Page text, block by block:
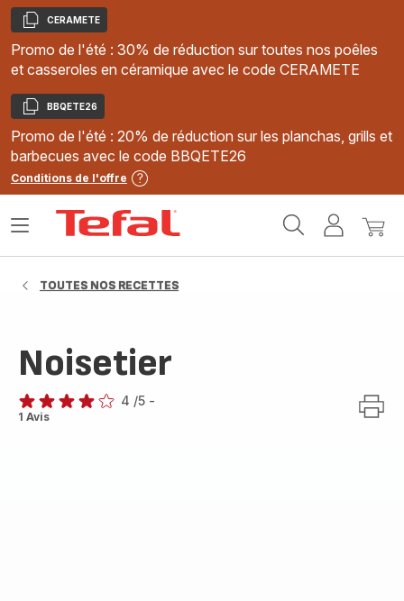
Copier
CERAMETE
Promo de l'été : 30% de réduction sur toutes nos poêles
et casseroles en céramique avec le code CERAMETE
Copier
BBQETE26
Promo de l'été : 20% de réduction sur les planchas, grills et
barbecues avec le code BBQETE26
Conditions de l'offre
MonMon
Ouvrir
TOUTES NOS RECETTES
Noisetier
Avis
4 /5 -
1 Avis